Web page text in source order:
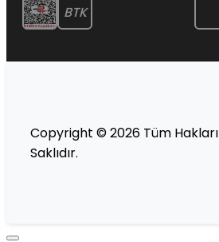
BTK
Copyright © 2026 Tüm Hakları
Saklıdır.